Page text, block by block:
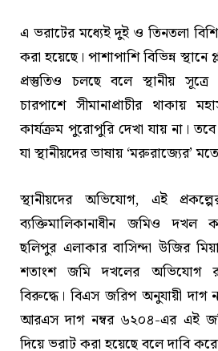
এ ভরাটের মধ্যেই দুই ও তিনতলা
করা হয়েছে। পাশাপাশি বিভিন্ন
প্রস্তুতিও চলছে বলে স্থানীয় সূত্রে
চারপাশে সীমানাপ্রাচীর থাকায়
কার্যক্রম পুরোপুরি দেখা যায় না।
যা স্থানীয়দের ভাষায় ‘মরুরাজ্যের’
স্থানীয়দের অভিযোগ, এই
ব্যক্তিমালিকানাধীন জমিও দখল
ছলিপুর এলাকার বাসিন্দা উজির
শতাংশ জমি দখলের অভিযোগ
বিরুদ্ধে। বিএস জরিপ অনুযায়ী দাগ
আরএস দাগ নম্বর ৬২০৪-এর এই
দিয়ে ভরাট করা হয়েছে বলে দাবি